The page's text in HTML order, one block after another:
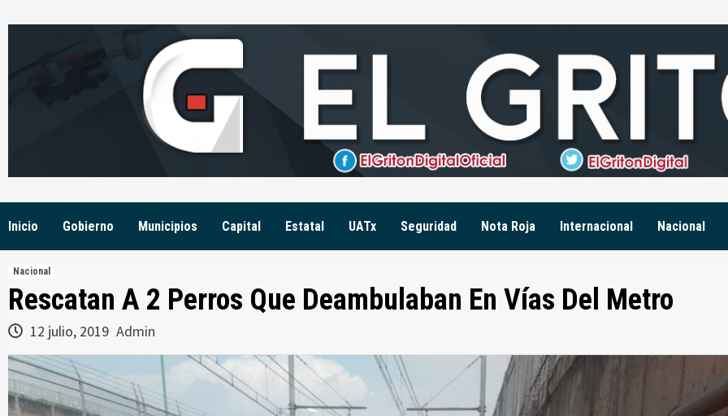
to
Inicio Gobierno Municipios Capital Estatal UATx Seguridad Nota Roja Internacional Nacional
Nacional
Rescatan A 2 Perros Que Deambulaban En Vías Del Metro
12 julio, 2019 Admin